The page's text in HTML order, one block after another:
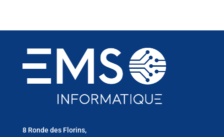
8 Ronde des Florins,